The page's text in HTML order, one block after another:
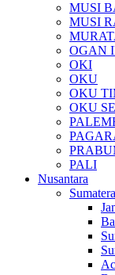
MUSI
MUSI
OGAN
OKI
OKU
OKU
OKU
PALI
Nusantara
Sumatera